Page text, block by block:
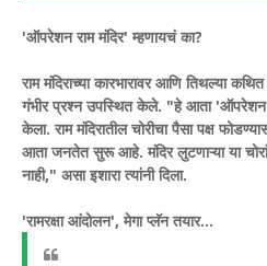
'ऑपरेशन राम मंदिर' म्हणायचं का?
राम मंदिराच्या कारभारावर आणि तिथल्या
गंभीर प्रश्न उपस्थित केले. "हे आता 'ऑपरेशन
केला. राम मंदिरातील चोरीचा पैसा पक्ष
आता जनतेत सुरू आहे. मंदिर लुटणाऱ्या या
नाही," असा इशारा त्यांनी दिला.
'रामरक्षा आंदोलन', मेगा प्लॅन तयार...